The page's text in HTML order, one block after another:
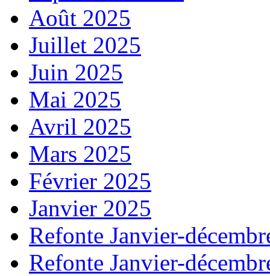
Août 2025
Juillet 2025
Juin 2025
Mai 2025
Avril 2025
Mars 2025
Février 2025
Janvier 2025
Refonte Janvier-
Refonte Janvier-